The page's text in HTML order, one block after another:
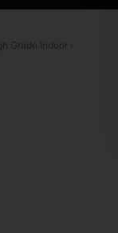
Grade Indoor ›